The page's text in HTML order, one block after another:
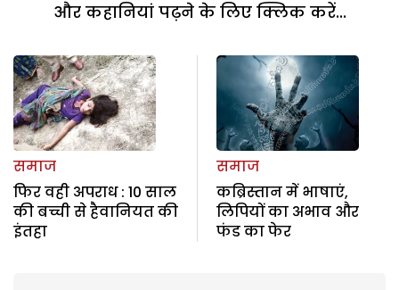
और कहानियां पढ़ने के लिए क्लिक करें...
समाज
फिर वही अपराध : 10 साल
की बच्ची से हैवानियत की
इंतहा
समाज
कब्रिस्तान में भाषाएं,
लिपियों का अभाव और
फंड का फेर